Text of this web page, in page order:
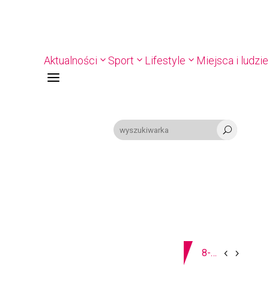
Aktualności Sport Lifestyle Miejsca i ludzie
a
U
8-11.8. Warsztaty pisania ikon w Pałacu Lipskich